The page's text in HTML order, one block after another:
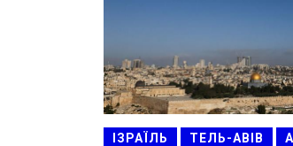
ІЗРАЇЛЬ ТЕЛЬ-АВІВ